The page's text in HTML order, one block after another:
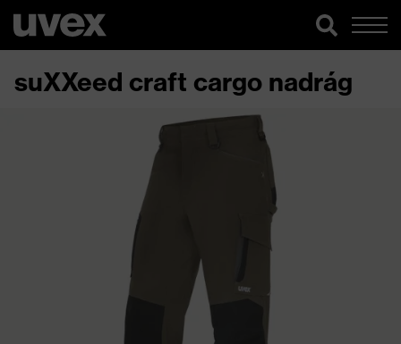
suXXeed craft cargo nadrág